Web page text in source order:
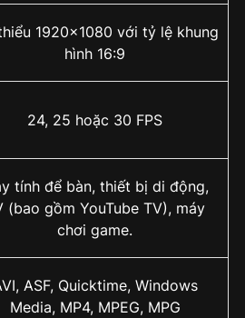
1920×1080 với tỷ lệ khung
hình 16:9
24, 25 hoặc 30 FPS
tính để bàn, thiết bị di động,
(bao gồm YouTube TV), máy
chơi game.
ASF, Quicktime, Windows
Media, MP4, MPEG, MPG